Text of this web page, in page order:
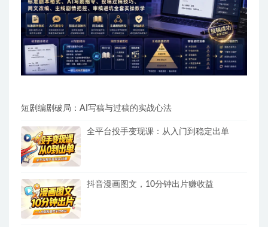
短剧编剧破局：AI写稿与过稿的实战心法
全平台投手变现课：从入门到稳定出单
抖音漫画图文，10分钟出片赚收益